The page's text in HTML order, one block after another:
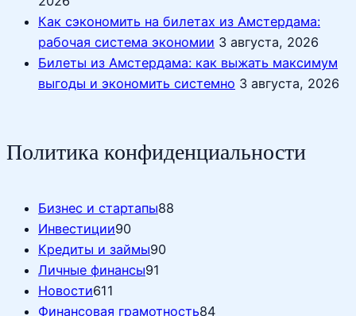
Как сэкономить на билетах из Амстердама:
рабочая система экономии 3 августа, 2026
Билеты из Амстердама: как выжать максимум
выгоды и экономить системно 3 августа, 2026
Политика конфиденциальности
Бизнес и стартапы88
Инвестиции90
Кредиты и займы90
Личные финансы91
Новости611
Финансовая грамотность84